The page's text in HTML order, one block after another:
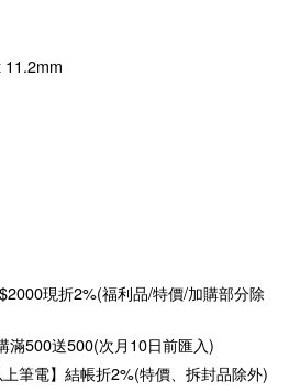
11.2mm
現折2%(福利品/特價/加購部分除
滿500送500(次月10日前匯入)
筆電】結帳折2%(特價、拆封品除外)